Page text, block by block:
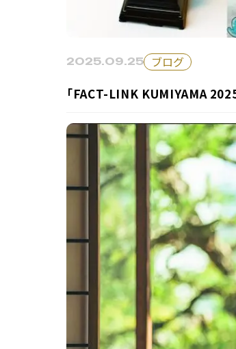
2025.09.25 ブログ
「FACT-LINK KUMIYAMA